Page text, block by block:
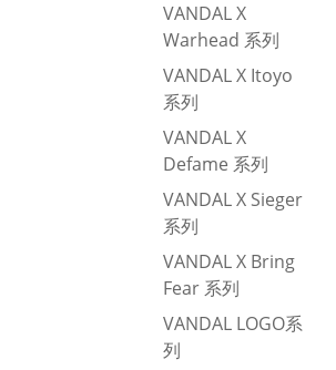
VANDAL X
Warhead 系列
VANDAL X Itoyo
系列
VANDAL X
Defame 系列
VANDAL X Sieger
系列
VANDAL X Bring
Fear 系列
VANDAL LOGO系
列